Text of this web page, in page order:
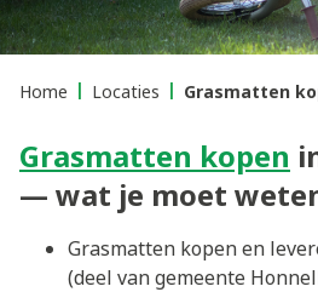
Home Locaties Grasmatten
Grasmatten kopen
— wat je moet
Grasmatten kopen en
(deel van gemeente